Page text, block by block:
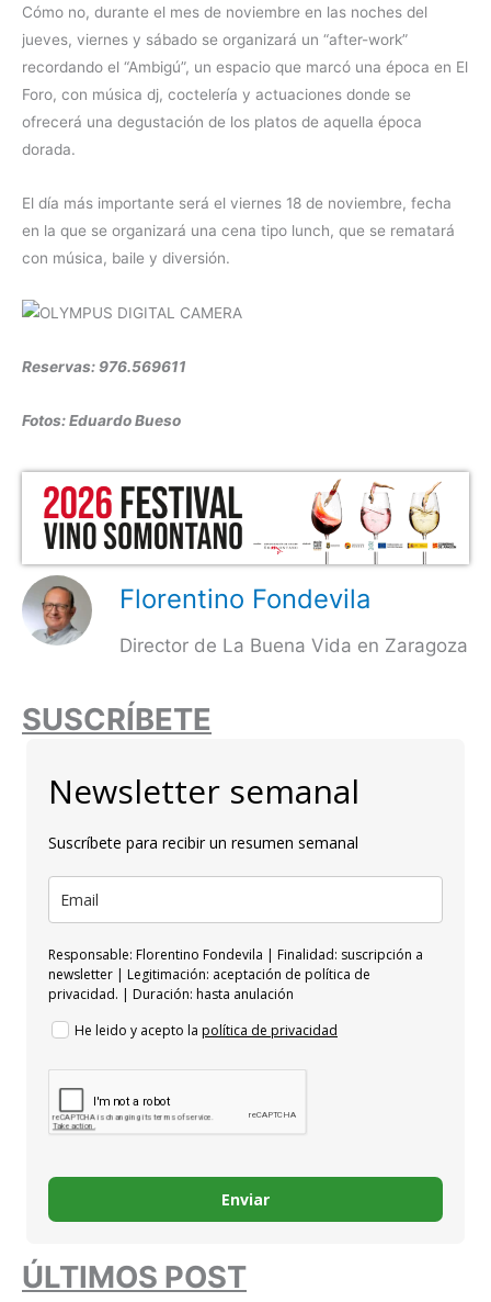
Cómo no, durante el mes de noviembre en las noches del
jueves, viernes y sábado se organizará un “after-work”
recordando el “Ambigú”, un espacio que marcó una época en El
Foro, con música dj, coctelería y actuaciones donde se
ofrecerá una degustación de los platos de aquella época
dorada.
El día más importante será el viernes 18 de noviembre, fecha
en la que se organizará una cena tipo lunch, que se rematará
con música, baile y diversión.
Reservas: 976.569611
Fotos: Eduardo Bueso
Florentino Fondevila
Director de La Buena Vida en Zaragoza
SUSCRÍBETE
Newsletter semanal
Suscríbete para recibir un resumen semanal
Responsable: Florentino Fondevila | Finalidad: suscripción a
newsletter | Legitimación: aceptación de política de
privacidad. | Duración: hasta anulación
He leido y acepto la política de privacidad
Enviar
ÚLTIMOS POST